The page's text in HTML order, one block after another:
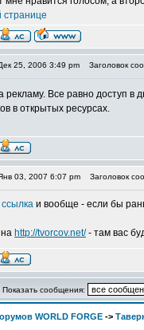
странице
25, 2006 3:49 pm Заголовок
рекламу. Все равно доступ в
в открытых ресурсах.
03, 2007 6:07 pm Заголовок
и вообще - если бы
http://tvorcov.net/- там вас
Показать сообщения:
WORLD FORGE ->